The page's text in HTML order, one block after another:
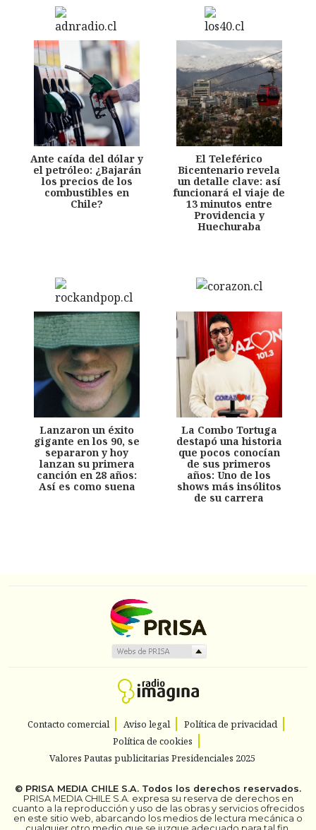
Ante caída del dólar y
el petróleo: ¿Bajarán
los precios de los
combustibles en
Chile?
El Teleférico
Bicentenario revela
un detalle clave: así
funcionará el viaje de
13 minutos entre
Providencia y
Huechuraba
Lanzaron un éxito
gigante en los 90, se
separaron y hoy
lanzan su primera
canción en 28 años:
Así es como suena
La Combo Tortuga
destapó una historia
que pocos conocían
de sus primeros
años: Uno de los
shows más insólitos
de su carrera
Contacto comercial Aviso legal
Política de privacidad
Política de cookies
Valores Pautas publicitarias Presidenciales 2025
© PRISA MEDIA CHILE S.A. Todos los derechos reservados.
PRISA MEDIA CHILE S.A. expresa su reserva de derechos en
cuanto a la reproducción y uso de las obras y servicios ofrecidos
en este sitio web, abarcando los medios de lectura mecánica o